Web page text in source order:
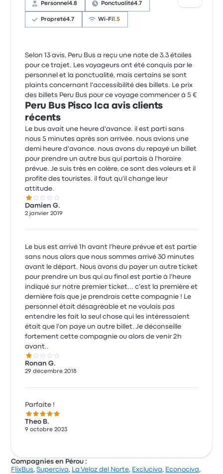
Personnel4.8 Ponctualité4.7
Propreté4.7 Wi-Fi1.5
Selon 13 avis, Peru Bus a reçu une note de 3.3 étoiles
pour ce trajet. Les voyageurs ont été conquis par le
personnel et la ponctualité, mais certains se sont
plaints concernant l'accessibilité des billets. Le prix
des billets Peru Bus pour ce voyage commencer à 5 €
Peru Bus Pisco Ica avis clients
récents
Le bus avait une heure d'avance. il est parti sans
nous 5 minutes après son arrivée. nous avions une
demi heure d'avance. nous avons du repayé un billet
pour prendre un autre bus qui partais à l'horaire
prévue. Je suis très en colère, ce sont des voleurs et il
profite des touristes. il faut qu'il change leur
attitude.
1.0 sur 5 étoiles
Damien G.
2 janvier 2019
Le bus est arrivé 1h avant l'heure prévue et est partie
sans nous alors que nous sommes arrivé 30 minutes
avant le départ. Nous avons du payer un autre ticket
pour prendre un bus qui au final est partie à l'heure
indiqué sur notre premier ticket... c'est la première et
dernière fois que je prendrais cette compagnie ! Le
personnel était désagréable et ne voulais pas
entendre les fait la seul chose qui les intéressaient
était que l'on paye un autre billet. Je déconseille
fortement cette compagnie ou alors de venir 2h
avant..
1.0 sur 5 étoiles
Ronan G.
29 décembre 2018
Parfaite !
5.0 sur 5 étoiles
Theo B.
9 octobre 2023
Compagnies en Pérou :
FlixBus,Superciva, La Veloz del Norte, Excluciva, Econociva,